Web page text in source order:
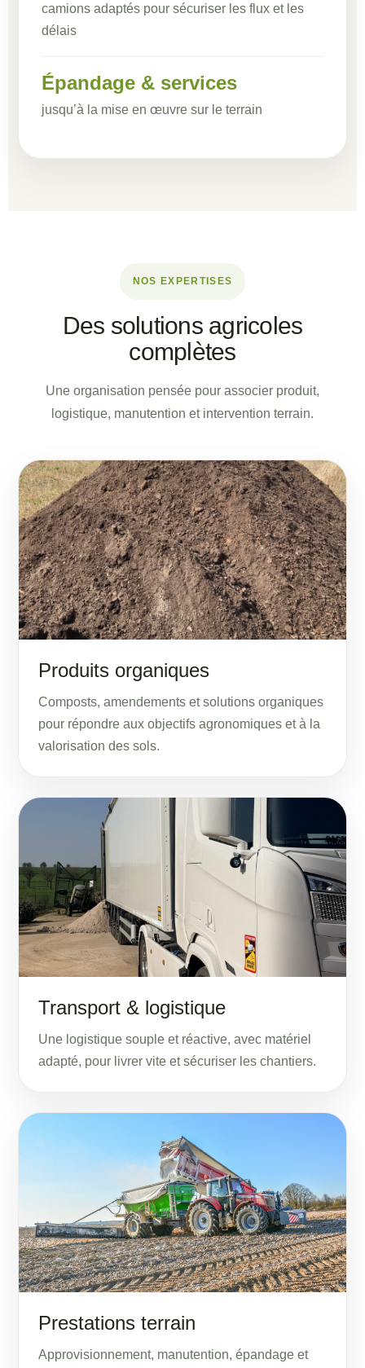
camions adaptés pour sécuriser les flux et les
délais
Épandage & services
jusqu’à la mise en œuvre sur le terrain
NOS EXPERTISES
Des solutions agricoles
complètes
Une organisation pensée pour associer produit,
logistique, manutention et intervention terrain.
Produits organiques
Composts, amendements et solutions organiques
pour répondre aux objectifs agronomiques et à la
valorisation des sols.
Transport & logistique
Une logistique souple et réactive, avec matériel
adapté, pour livrer vite et sécuriser les chantiers.
Prestations terrain
Approvisionnement, manutention, épandage et